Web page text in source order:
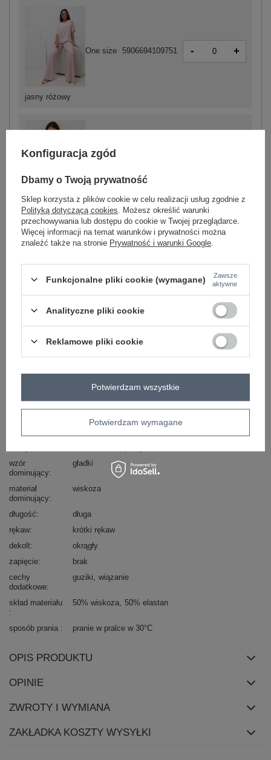
jasny różowy
One size 5906694109751 - +
jasny żółty
Zobacz wszystkie kolory (+4)
ZALOGUJ SIĘ I ZOBACZ CENĘ
Masz pytanie? Chętnie pomożemy.
sposób prania : pranie w pralce w 30°C
Kod produktu
RV-KMPL-A1235.29P
wzór
dominujący
gładki
materiał
dominujący
wiskoza
długość
długa
rękaw
krótki rękaw
dekolt
okrągły
zapięcie
brak
cechy
dodatkowe
guziki wiązanie
skład materiału 50% wiskoza 50% elastan
sposób prania pranie w pralce w 30°C
OPIS PRODUKTU
OPINIE
ZWROTY I WYMIANA
ZAKŁADKA KOSZTY WYSYŁKI
Konfiguracja zgód
Dbamy o Twoją prywatność
Sklep korzysta z plików cookie w celu realizacji usług zgodnie z
Polityką dotyczącą cookies . Możesz określić warunki
przechowywania lub dostępu do cookie w Twojej przeglądarce.
Więcej informacji na temat warunków i prywatności można
znaleźć także na stronie Prywatność i warunki Google
Funkcjonalne pliki cookie (wymagane)
Zawsze
aktywne
Analityczne pliki cookie
Reklamowe pliki cookie
Potwierdzam wymagane
Potwierdzam wszystkie